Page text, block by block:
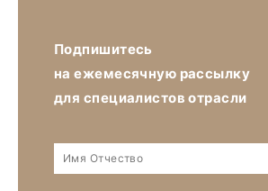
Подпишитесь
на ежемесячную рассылку
для специалистов отрасли